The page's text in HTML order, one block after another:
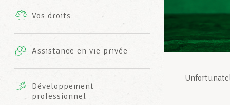
INFO-CENTER
Vos droits
Assistance en vie privée
complémentaires
AXA
Développement
professionnel